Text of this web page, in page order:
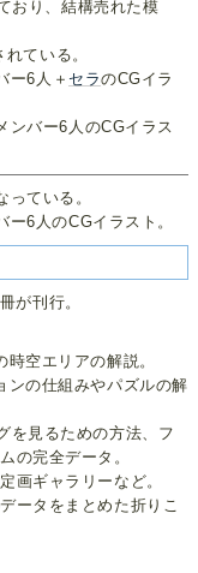
おり、結構売れた模
ている。
ー6人＋ セラのCGイラ
ンバー6人のCGイラス
ている。
ー6人のCGイラスト。
が刊行。
空エリアの解説。
ンの仕組みやパズルの解
を見るための方法、フ
の完全データ。
画ギャラリーなど。
ータをまとめた折りこ